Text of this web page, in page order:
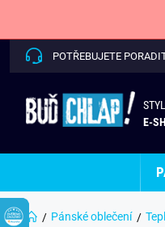
POTŘEBUJETE
E-
Pánské oblečení